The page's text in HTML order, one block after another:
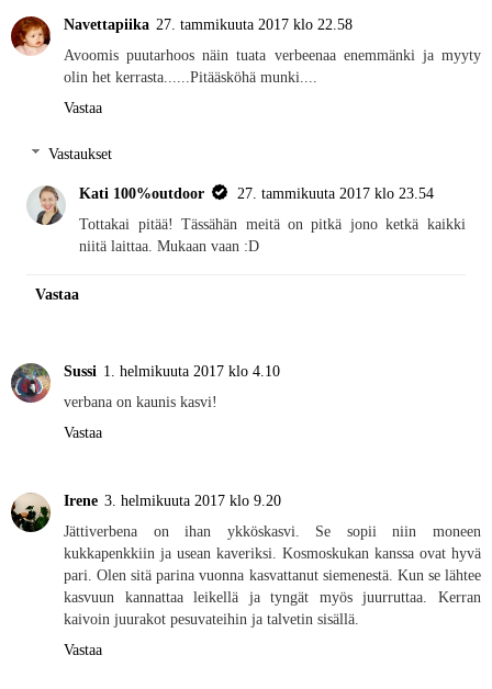
Navettapiika 27. tammikuuta 2017 klo 22.58
Avoomis puutarhoos näin tuata verbeenaa enemmänki ja myyty
olin het kerrasta......Pitääsköhä munki....
Vastaa
Vastaukset
Kati 100%outdoor
27. tammikuuta 2017 klo 23.54
Tottakai pitää! Tässähän meitä on pitkä jono ketkä kaikki
niitä laittaa. Mukaan vaan :D
Vastaa
Sussi 1. helmikuuta 2017 klo 4.10
verbana on kaunis kasvi!
Vastaa
Irene 3. helmikuuta 2017 klo 9.20
Jättiverbena on ihan ykköskasvi. Se sopii niin moneen
kukkapenkkiin ja usean kaveriksi. Kosmoskukan kanssa ovat hyvä
pari. Olen sitä parina vuonna kasvattanut siemenestä. Kun se lähtee
kasvuun kannattaa leikellä ja tyngät myös juurruttaa. Kerran
kaivoin juurakot pesuvateihin ja talvetin sisällä.
Vastaa